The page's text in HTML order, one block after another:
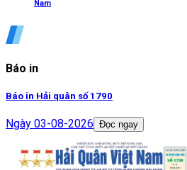
Nam
Báo in
Báo in Hải quân số 1790
Ngày 03-08-2026 Đọc ngay